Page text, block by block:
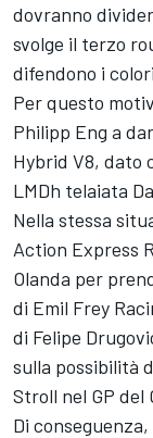
dovranno
svolge il terzo
difendono i
Per questo
Philipp Eng a
Hybrid V8, dato
LMDh telaiata
Nella stessa
Action Express
Olanda per
di Emil Frey
di Felipe
sulla possibilità
Stroll nel GP del
Di